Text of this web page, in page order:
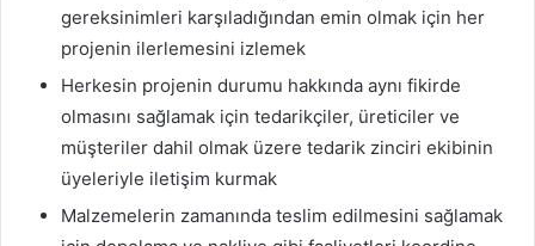
gereksinimleri karşıladığından emin olmak için her
projenin ilerlemesini izlemek
Herkesin projenin durumu hakkında aynı fikirde
olmasını sağlamak için tedarikçiler, üreticiler ve
müşteriler dahil olmak üzere tedarik zinciri ekibinin
üyeleriyle iletişim kurmak
Malzemelerin zamanında teslim edilmesini sağlamak